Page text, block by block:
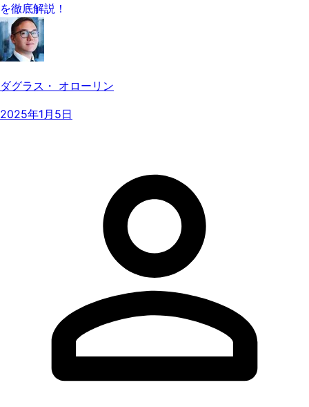
を徹底解説！
ダグラス・ オローリン
2025年1月5日